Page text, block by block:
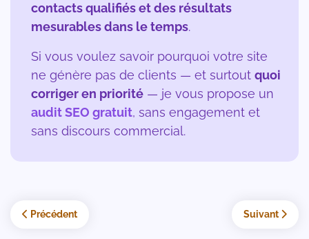
contacts qualifiés et des résultats
mesurables dans le temps.
Si vous voulez savoir pourquoi votre site
ne génère pas de clients — et surtout quoi
corriger en priorité — je vous propose un
audit SEO gratuit, sans engagement et
sans discours commercial.
Article précédent : Comment fonctionne l’algorithme de Google
Précédent Article suivant
Suivant